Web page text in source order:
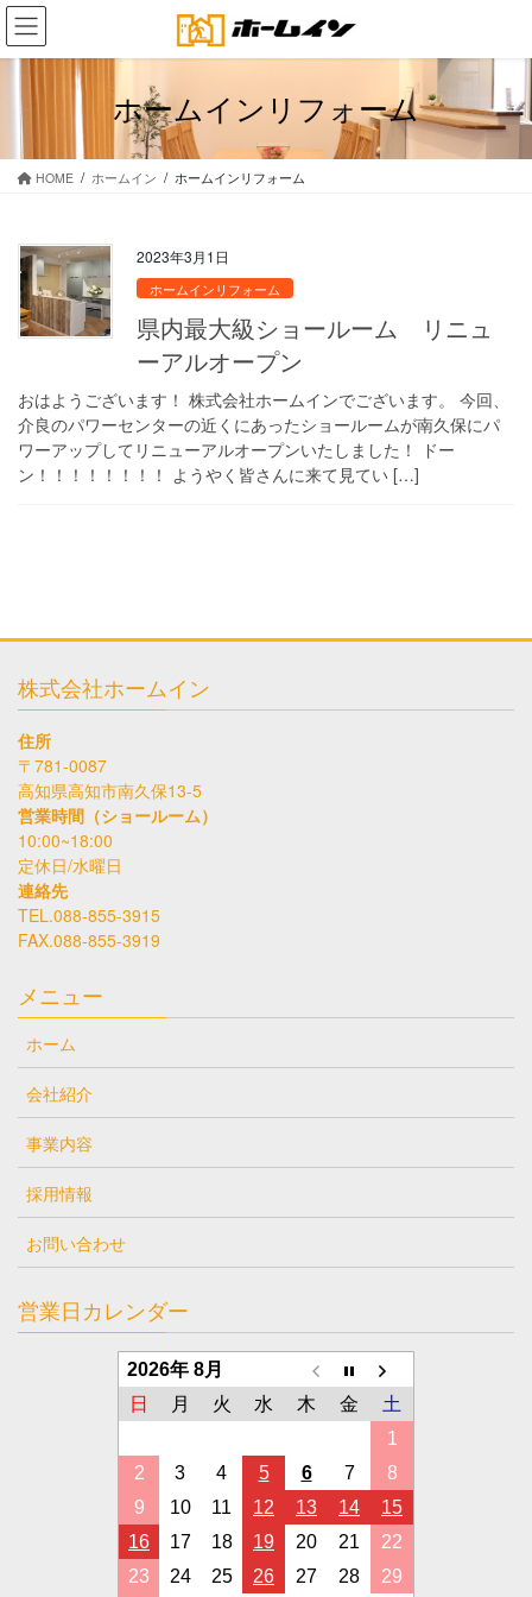
コ
ン
テ
移
ナ
ビ
ゲ
ン
ホームインリフォーム
HOME ホームイン ホームインリフォーム
2023年3月1日
ホームインリフォーム
県内最大級ショールーム リニュ
ーアルオープン
おはようございます！ 株式会社ホームインでございます。 今回、
介良のパワーセンターの近くにあったショールームが南久保にパ
ワーアップしてリニューアルオープンいたしました！ ドー
ン！！！！！！！！ ようやく皆さんに来て見てい […]
株式会社ホームイン
住所
〒781-0087
高知県高知市南久保13-5
営業時間（ショールーム）
10:00~18:00
定休日/水曜日
連絡先
TEL.088-855-3915
FAX.088-855-3919
メニュー
ホーム
会社紹介
事業内容
採用情報
お問い合わせ
営業日カレンダー
2026年 8月
日
月 火 水 木 金
土
1
2
3 4 5 6 7
8
9
10 11 12 13 14
15
16
17 18 19 20 21
22
23
24 25 26 27 28 29